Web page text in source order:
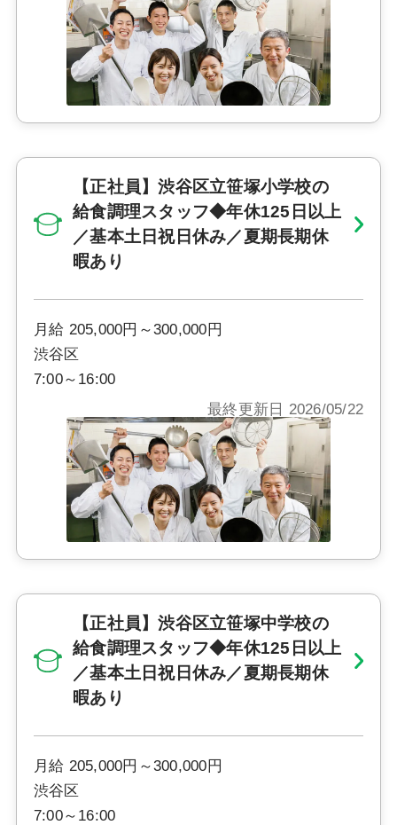
【正社員】渋谷区立笹塚小学校の
給食調理スタッフ◆年休125日以上
／基本土日祝日休み／夏期長期休
暇あり
月給 205,000円～300,000円
渋谷区
7:00～16:00
最終更新日 2026/05/22
【正社員】渋谷区立笹塚中学校の
給食調理スタッフ◆年休125日以上
／基本土日祝日休み／夏期長期休
暇あり
月給 205,000円～300,000円
渋谷区
7:00～16:00